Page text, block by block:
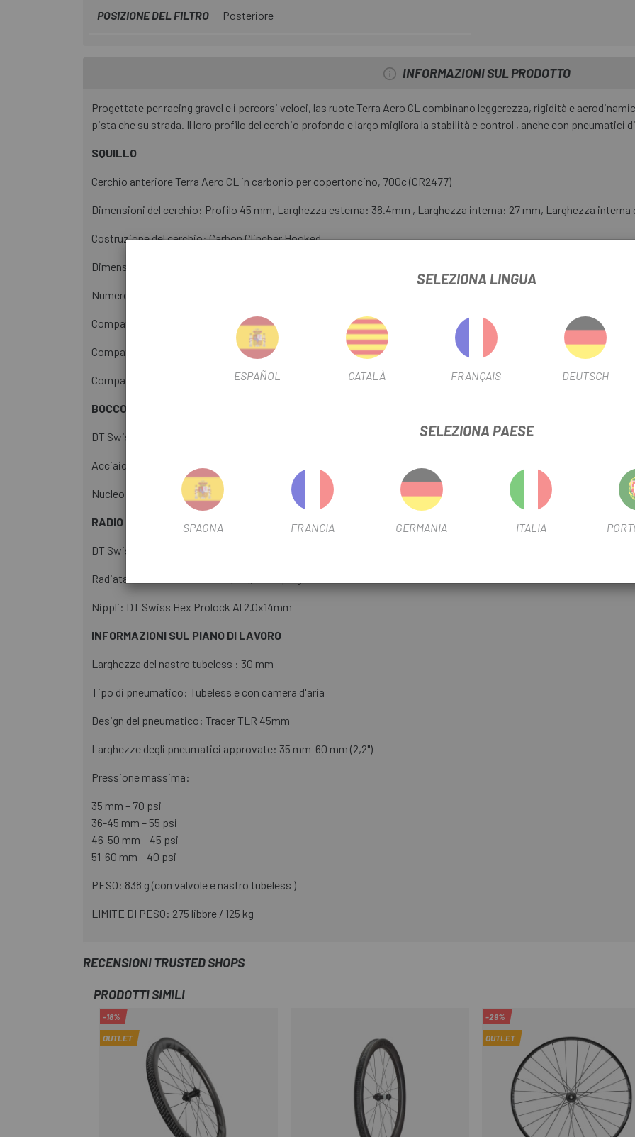
POSIZIONE DEL FILTRO Posteriore
INFORMAZIONI SUL PRODOTTO
Progettate per racing gravel e i percorsi veloci, las ruote Terra Aero CL combinano leggerezza, rigidità e
pista che su strada. Il loro profilo del cerchio profondo e largo migliora la stabilità e control , anche con pneumatici
SQUILLO
Cerchio anteriore Terra Aero CL in carbonio per copertoncino, 700c (CR2477)
Dimensioni del cerchio: Profilo 45 mm, Larghezza esterna: 38.4mm , Larghezza interna: 27 mm, Larghezza interna
Costruzione del cerchio: Carbon Clincher Hooked
Dimensioni ruota /ETRTO: 622 × 27 (700c)
Numero di stazioni radio: 24 ore su 24
Compatibilità Tubeless : Sì
Compatibilità Mousse : Sì
Compatibilità freni: Disco (Centerlock)
BOCCOLI
DT Swiss 350 Straight Pull, Center Lock , 12x142mm
Acciaio inossidabile svizzero DT - DS: 6902 (15 x 28 x 7 mm), NDS: 6902 (15 x 28 x 7 mm)
Nucleo: DT Swiss Ratchet (36T): Sram XD-R
RADIO E TESTINE
DT Swiss Competition Race Straight Pull, 2.0x1.6mm : 24 pezzi, (DS: 270mm, NDS: 274mm)
Radiata una Cross / tre Cross (2:1), non ripiegata
Nippli: DT Swiss Hex Prolock Al 2.0x14mm
INFORMAZIONI SUL PIANO DI LAVORO
Larghezza del nastro tubeless : 30 mm
Tipo di pneumatico: Tubeless e con camera d'aria
Design del pneumatico: Tracer TLR 45mm
Larghezze degli pneumatici approvate: 35 mm-60 mm (2,2")
Pressione massima:
35 mm – 70 psi
36-45 mm – 55 psi
46-50 mm – 45 psi
51-60 mm – 40 psi
PESO: 838 g (con valvole e nastro tubeless )
LIMITE DI PESO: 275 libbre / 125 kg
RECENSIONI TRUSTED SHOPS
PRODOTTI SIMILI
-18%
OUTLET
-29%
OUTLET
SELEZIONA LINGUA
ESPAÑOL CATALÀ FRANÇAIS DEUTSCH
SELEZIONA PAESE
SPAGNA FRANCIA GERMANIA ITALIA